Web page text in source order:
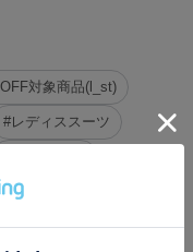
対象商品(l_st)
#レディススーツ
ック パンツ